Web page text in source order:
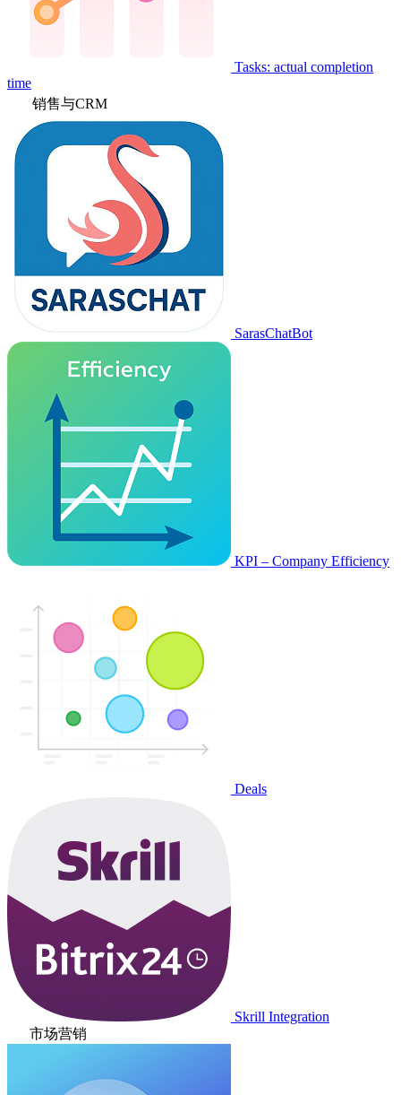
Tasks: actual completion
time
销售与CRM
SarasChatBot
KPI – Company Efficiency
Deals
Skrill Integration
市场营销